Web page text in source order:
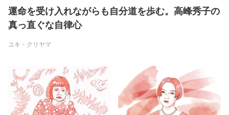
ワークスタイル
妊娠/出産/家族
ココロ/カラダ
グルメ
運命を受け入れながらも自分道を歩む。高峰秀子の
真っ直ぐな自律心
ユキ・クリヤマ